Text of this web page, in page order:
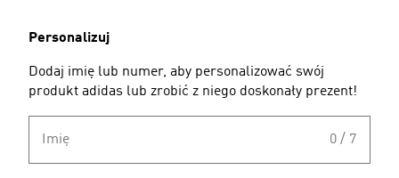
Personalizuj
Dodaj imię lub numer, aby personalizować swój
produkt adidas lub zrobić z niego doskonały prezent!
Imię 0 / 7